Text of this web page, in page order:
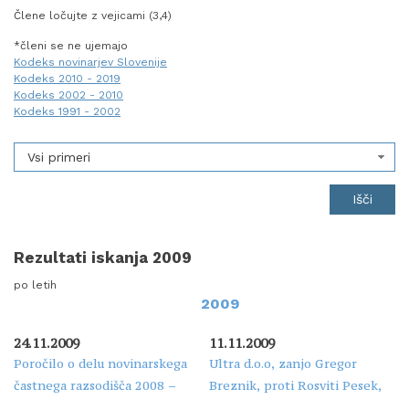
Člene ločujte z vejicami (3,4)
*členi se ne ujemajo
Kodeks novinarjev Slovenije
Kodeks 2010 - 2019
Kodeks 2002 - 2010
Kodeks 1991 - 2002
Vsi primeri
Rezultati iskanja 2009
po letih
2009
24.11.2009
Poročilo o delu novinarskega
častnega razsodišča 2008 –
11.11.2009
Ultra d.o.o, zanjo Gregor
Breznik, proti Rosviti Pesek,